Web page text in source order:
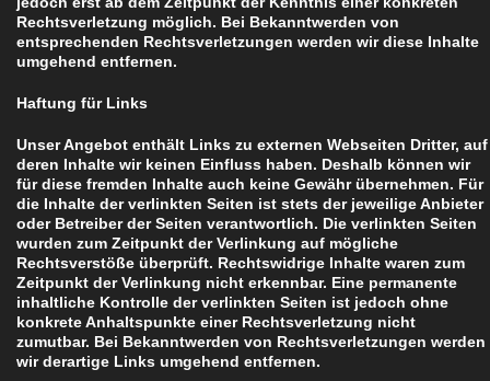
Rechtsverletzung möglich. Bei Bekanntwerden von
entsprechenden Rechtsverletzungen werden wir diese Inhalte
umgehend entfernen.
Haftung für Links
Unser Angebot enthält Links zu externen Webseiten Dritter, auf
deren Inhalte wir keinen Einfluss haben. Deshalb können wir
für diese fremden Inhalte auch keine Gewähr übernehmen. Für
die Inhalte der verlinkten Seiten ist stets der jeweilige Anbieter
oder Betreiber der Seiten verantwortlich. Die verlinkten Seiten
wurden zum Zeitpunkt der Verlinkung auf mögliche
Rechtsverstöße überprüft. Rechtswidrige Inhalte waren zum
Zeitpunkt der Verlinkung nicht erkennbar. Eine permanente
inhaltliche Kontrolle der verlinkten Seiten ist jedoch ohne
konkrete Anhaltspunkte einer Rechtsverletzung nicht
zumutbar. Bei Bekanntwerden von Rechtsverletzungen werden
wir derartige Links umgehend entfernen.